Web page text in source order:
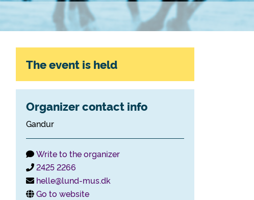
The event is held
Organizer contact info
Gandur
Write to the organizer
2425 2266
helle@lund-mus.dk
Go to website